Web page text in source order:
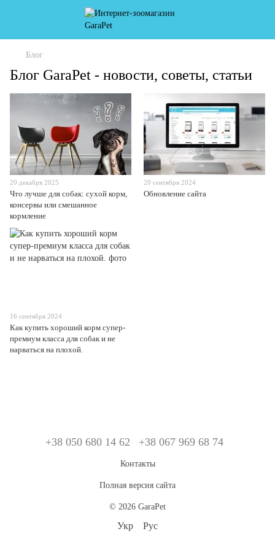
Блог
Блог GaraPet - новости, советы, статьи
20 декабря 2025
Что лучше для собак: сухой корм,
консервы или смешанное
кормление
20 сентября 2024
Обновление сайта
16 сентября 2024
Как купить хороший корм супер-
премиум класса для собак и не
нарваться на плохой.
+38 050 680 14 62 +38 067 969 68 74
Контакты
Полная версия сайта
© 2026 GaraPet
Укр Рус